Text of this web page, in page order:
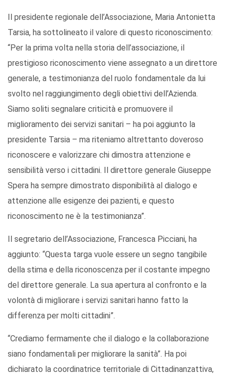
Il presidente regionale dell’Associazione, Maria Antonietta
Tarsia, ha sottolineato il valore di questo riconoscimento:
“Per la prima volta nella storia dell’associazione, il
prestigioso riconoscimento viene assegnato a un direttore
generale, a testimonianza del ruolo fondamentale da lui
svolto nel raggiungimento degli obiettivi dell’Azienda.
Siamo soliti segnalare criticità e promuovere il
miglioramento dei servizi sanitari – ha poi aggiunto la
presidente Tarsia – ma riteniamo altrettanto doveroso
riconoscere e valorizzare chi dimostra attenzione e
sensibilità verso i cittadini. Il direttore generale Giuseppe
Spera ha sempre dimostrato disponibilità al dialogo e
attenzione alle esigenze dei pazienti, e questo
riconoscimento ne è la testimonianza”.
Il segretario dell’Associazione, Francesca Picciani, ha
aggiunto: “Questa targa vuole essere un segno tangibile
della stima e della riconoscenza per il costante impegno
del direttore generale. La sua apertura al confronto e la
volontà di migliorare i servizi sanitari hanno fatto la
differenza per molti cittadini”.
“Crediamo fermamente che il dialogo e la collaborazione
siano fondamentali per migliorare la sanità”. Ha poi
dichiarato la coordinatrice territoriale di Cittadinanzattiva,